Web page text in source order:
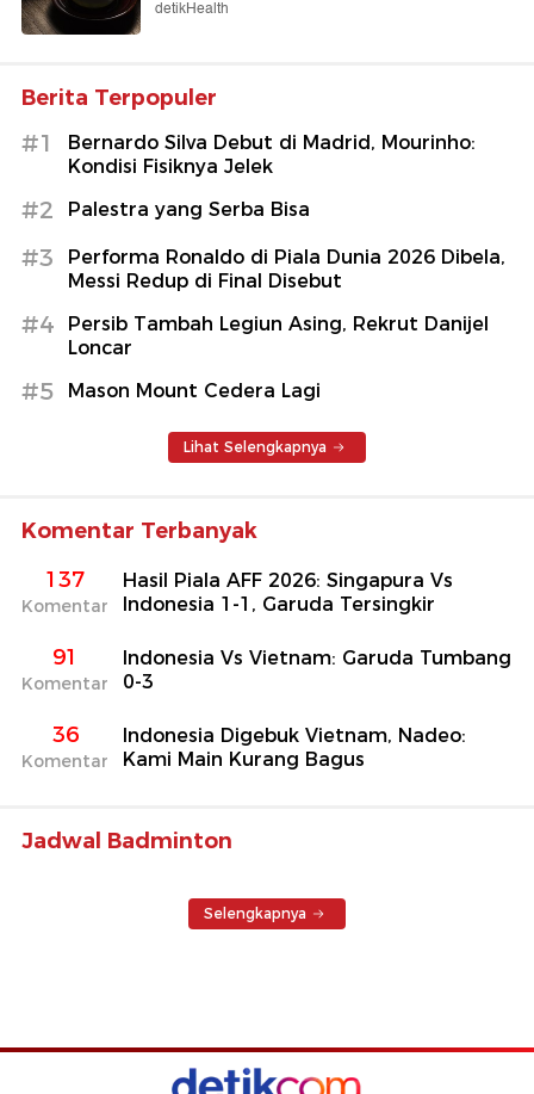
detikHealth
Berita Terpopuler
#1
Bernardo Silva Debut di Madrid, Mourinho:
Kondisi Fisiknya Jelek
#2 Palestra yang Serba Bisa
#3
Performa Ronaldo di Piala Dunia 2026 Dibela,
Messi Redup di Final Disebut
#4
Persib Tambah Legiun Asing, Rekrut Danijel
Loncar
#5 Mason Mount Cedera Lagi
Lihat Selengkapnya
Komentar Terbanyak
137
Komentar
Hasil Piala AFF 2026: Singapura Vs
Indonesia 1-1, Garuda Tersingkir
91
Komentar
Indonesia Vs Vietnam: Garuda Tumbang
0-3
36
Komentar
Indonesia Digebuk Vietnam, Nadeo:
Kami Main Kurang Bagus
Jadwal Badminton
Selengkapnya